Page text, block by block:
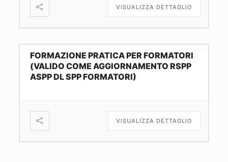
VISUALIZZA DETTAGLIO
FORMAZIONE PRATICA PER FORMATORI
(VALIDO COME AGGIORNAMENTO RSPP
ASPP DL SPP FORMATORI)
VISUALIZZA DETTAGLIO